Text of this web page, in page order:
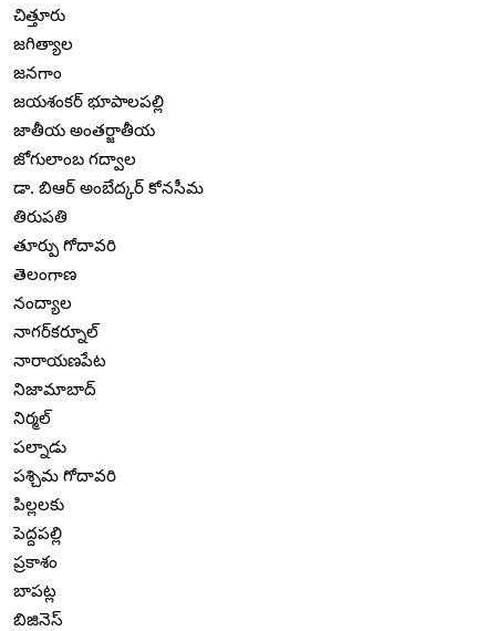
చిత్తూరు
జగిత్యాల
జనగాం
జయశంకర్ భూపాలపల్లి
జాతీయ అంతర్జాతీయ
జోగులాంబ గద్వాల
డా. బిఆర్ అంబేద్కర్ కోనసీమ
తిరుపతి
తూర్పు గోదావరి
తెలంగాణ
నంద్యాల
నాగర్‌కర్నూల్
నారాయణపేట
నిజామాబాద్
నిర్మల్
పల్నాడు
పశ్చిమ గోదావరి
పిల్లలకు
పెద్దపల్లి
ప్రకాశం
బాపట్ల
బిజినెస్